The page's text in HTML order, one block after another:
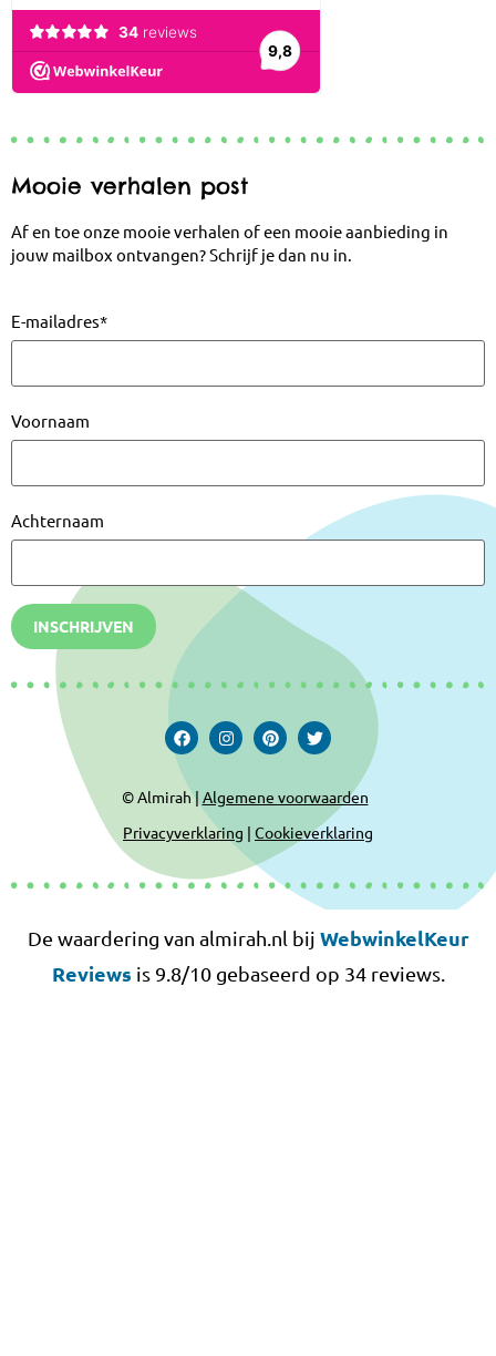
Mooie verhalen post
Af en toe onze mooie verhalen of een mooie aanbieding in
jouw mailbox ontvangen? Schrijf je dan nu in.
E-mailadres*
Voornaam
Achternaam
INSCHRIJVEN
© Almirah | Algemene voorwaarden
Privacyverklaring | Cookieverklaring
De waardering van almirah.nl bij WebwinkelKeur
Reviews is 9.8/10 gebaseerd op 34 reviews.